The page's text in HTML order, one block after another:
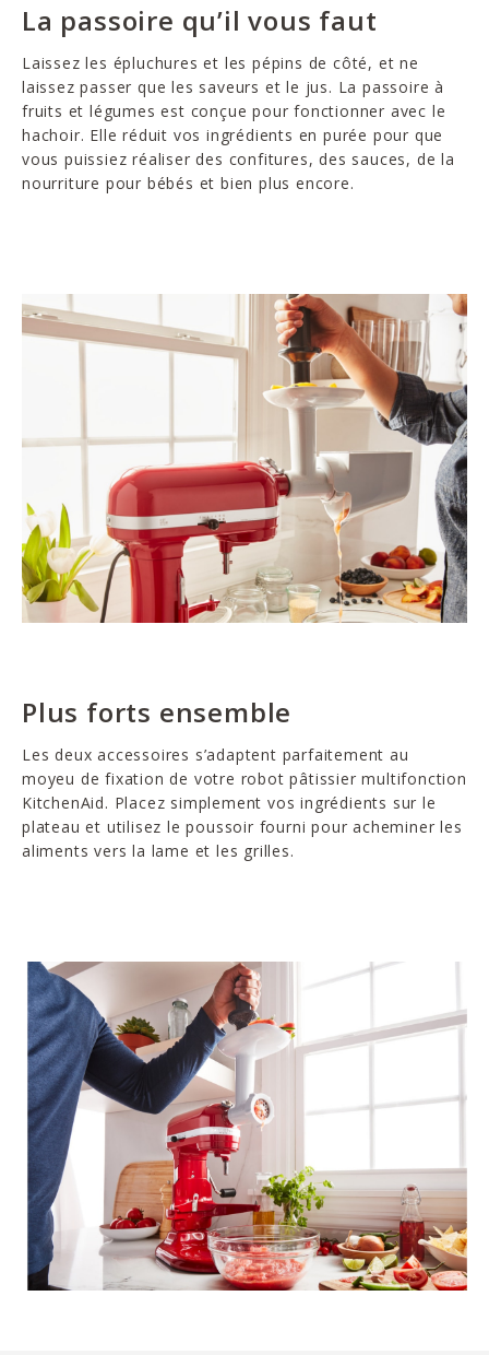
La passoire qu’il vous faut
Laissez les épluchures et les pépins de côté, et ne
laissez passer que les saveurs et le jus. La passoire à
fruits et légumes est conçue pour fonctionner avec le
hachoir. Elle réduit vos ingrédients en purée pour que
vous puissiez réaliser des confitures, des sauces, de la
nourriture pour bébés et bien plus encore.
Plus forts ensemble
Les deux accessoires s’adaptent parfaitement au
moyeu de fixation de votre robot pâtissier multifonction
KitchenAid. Placez simplement vos ingrédients sur le
plateau et utilisez le poussoir fourni pour acheminer les
aliments vers la lame et les grilles.